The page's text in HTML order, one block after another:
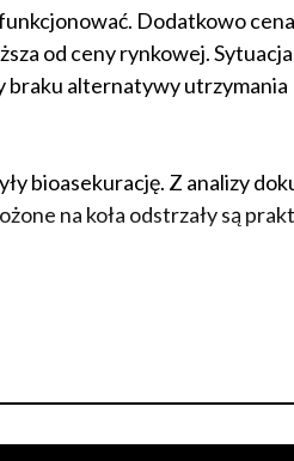
Dodatkowo cena
od ceny rynkowej.
braku alternatywy utrzymania
bioasekurację. Z analizy
na koła odstrzały są